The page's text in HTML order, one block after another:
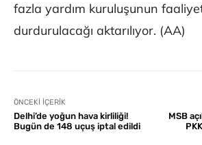
fazla yardım kuruluşunun
durdurulacağı aktarılıyor. (AA)
ÖNCEKI İÇERIK
Delhi’de yoğun hava kirliliği!
Bugün de 148 uçuş iptal edildi
MSB